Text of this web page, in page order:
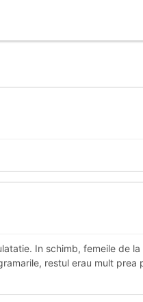
In schimb, femeile de
restul erau mult prea